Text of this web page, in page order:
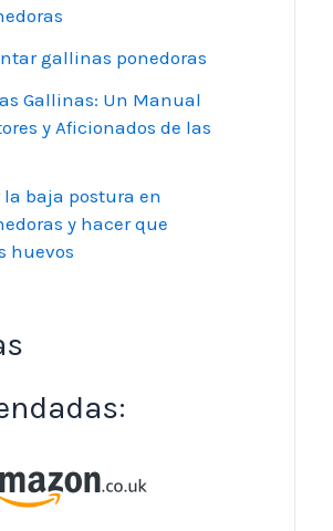
gallinas ponedoras
Gallinas: Un Manual
y Aficionados de las
la baja postura en
y hacer que
huevos